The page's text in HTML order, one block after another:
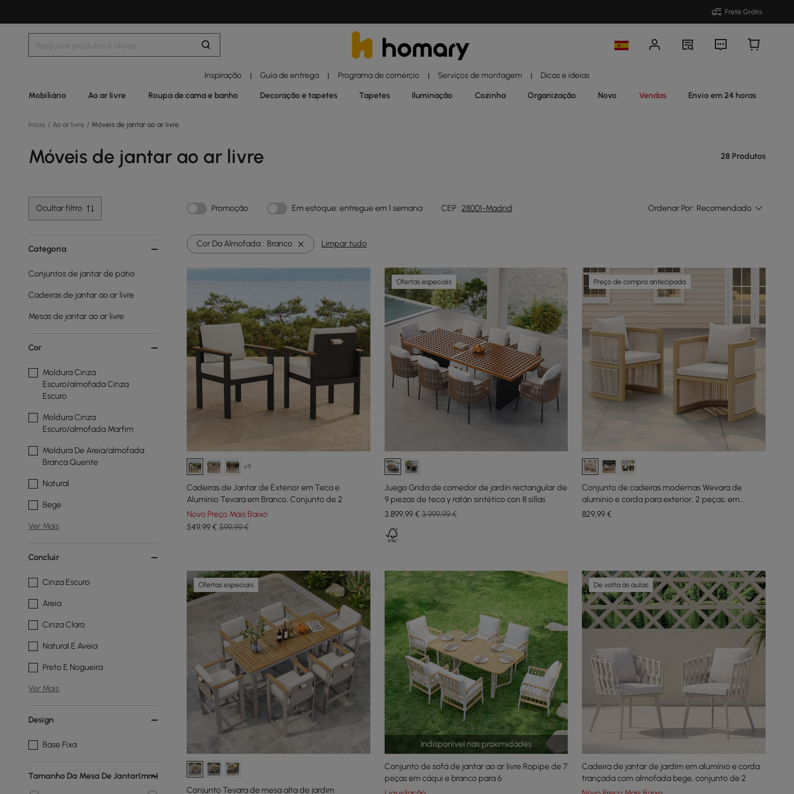
Frete Grátis
Inspiração | Guia de entrega | Programa de comércio | Serviços de montagem | Dicas e ideias
Mobiliário Ao ar livre Roupa de cama e banho Decoração e tapetes Tapetes Iluminação Cozinha Organização Novo Vendas Envio em 24 horas
Início / Ao ar livre / Móveis de jantar ao ar livre
Móveis de jantar ao ar livre 28 Produtos
Ocultar filtro Promoção Em estoque: entregue em 1 semana CEP : 28001-Madrid Ordenar Por: Recomendado
Categoria
Conjuntos de jantar de pátio
Cadeiras de jantar ao ar livre
Mesas de jantar ao ar livre
Cor
Moldura Cinza
Escuro/almofada Cinza
Escuro
Moldura Cinza
Escuro/almofada Marfim
Moldura De Areia/almofada
Branca Quente
Natural
Bege
Ver Mais
Concluir
Cinza Escuro
Areia
Cinza Claro
Natural E Aveia
Preto E Nogueira
Ver Mais
Design
Base Fixa
Tamanho Da Mesa De Jantar(mm)
Cor Da Almofada : Branco Limpar tudo
+9
Cadeiras de Jantar de Exterior em Teca e
Alumínio Tevara em Branco, Conjunto de 2
Novo Preço Mais Baixo
549,99€ 599,99 €
Ofertas especiais
Juego Grida de comedor de jardín rectangular de
9 piezas de teca y ratán sintético con 8 sillas
3.899,99€ 3.999,99 €
Preço de compra antecipada
Conjunto de cadeiras modernas Wevara de
alumínio e corda para exterior, 2 peças, em
nogueira e aveia
829,99€
Ofertas especiais
Conjunto Tevara de mesa alta de jardim
Indisponível nas proximidades
Conjunto de sofá de jantar ao ar livre Ropipe de 7
peças em cáqui e branco para 6
De volta às aulas
Cadeira de jantar de jardim em alumínio e corda
trançada com almofada bege, conjunto de 2